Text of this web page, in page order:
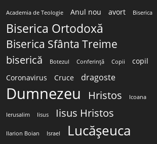
Academia de Teologie Anul nou avort Biserica
Biserica Ortodoxă
Biserica Sfânta Treime
biserică Botezul Conferință Copii
copil
Coronavirus
Cruce dragoste
Dumnezeu Hristos Icoana
Ierusalim Iisus Iisus Hristos
Ilarion Boian Israel Lucășeuca